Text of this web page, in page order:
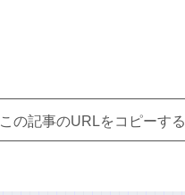
この記事のURLをコピーする